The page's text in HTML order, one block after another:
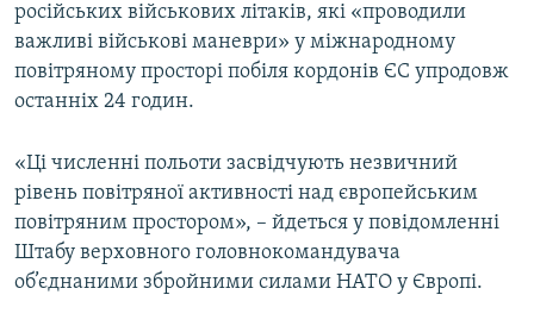
КРИМ РЕАЛІЇ
РУС
УКР
ДОЛУЧАЙСЯ!
російських військових літаків, які «проводили
важливі військові маневри» у міжнародному
повітряному просторі побіля кордонів ЄС упродовж
останніх 24 годин.
«Ці численні польоти засвідчують незвичний
рівень повітряної активності над європейським
повітряним простором», – йдеться у повідомленні
Штабу верховного головнокомандувача
об’єднаними збройними силами НАТО у Європі.